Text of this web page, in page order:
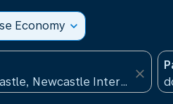
Economy expand_more
close